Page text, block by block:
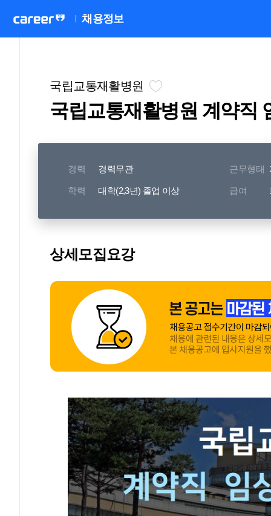
채용정보
국립교통재활병원
국립교통재활병원 계약직
경력 경력무관 근무형태
학력 대학(2,3년) 졸업 이상 급여
상세모집요강